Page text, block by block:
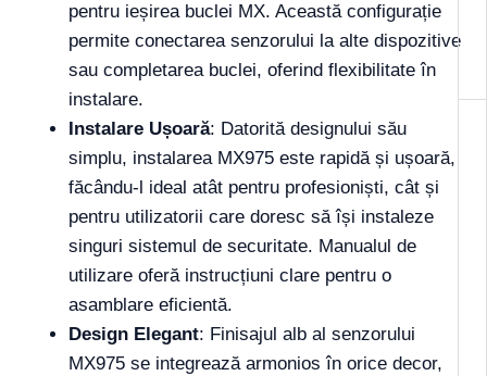
pentru ieșirea buclei MX. Această configurație
permite conectarea senzorului la alte dispozitive
sau completarea buclei, oferind flexibilitate în
instalare.
Instalare Ușoară: Datorită designului său
simplu, instalarea MX975 este rapidă și ușoară,
făcându-l ideal atât pentru profesioniști, cât și
pentru utilizatorii care doresc să își instaleze
singuri sistemul de securitate. Manualul de
utilizare oferă instrucțiuni clare pentru o
asamblare eficientă.
Design Elegant: Finisajul alb al senzorului
MX975 se integrează armonios în orice decor,